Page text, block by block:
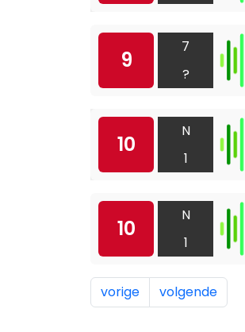
9
7
?
10
N
1
10
N
1
vorige volgende